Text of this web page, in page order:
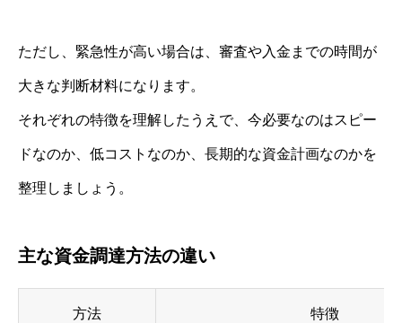
ただし、緊急性が高い場合は、審査や入金までの時間が
大きな判断材料になります。
それぞれの特徴を理解したうえで、今必要なのはスピー
ドなのか、低コストなのか、長期的な資金計画なのかを
整理しましょう。
主な資金調達方法の違い
方法 特徴